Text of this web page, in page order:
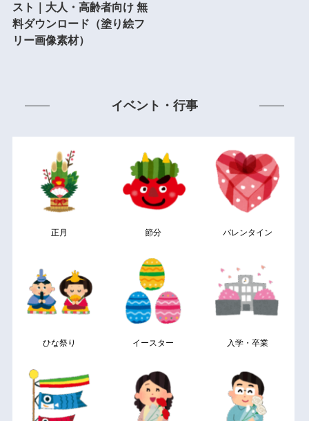
スト｜大人・高齢者向け 無
料ダウンロード（塗り絵フ
リー画像素材）
イベント・行事
正月 節分 バレンタイン
ひな祭り イースター 入学・卒業